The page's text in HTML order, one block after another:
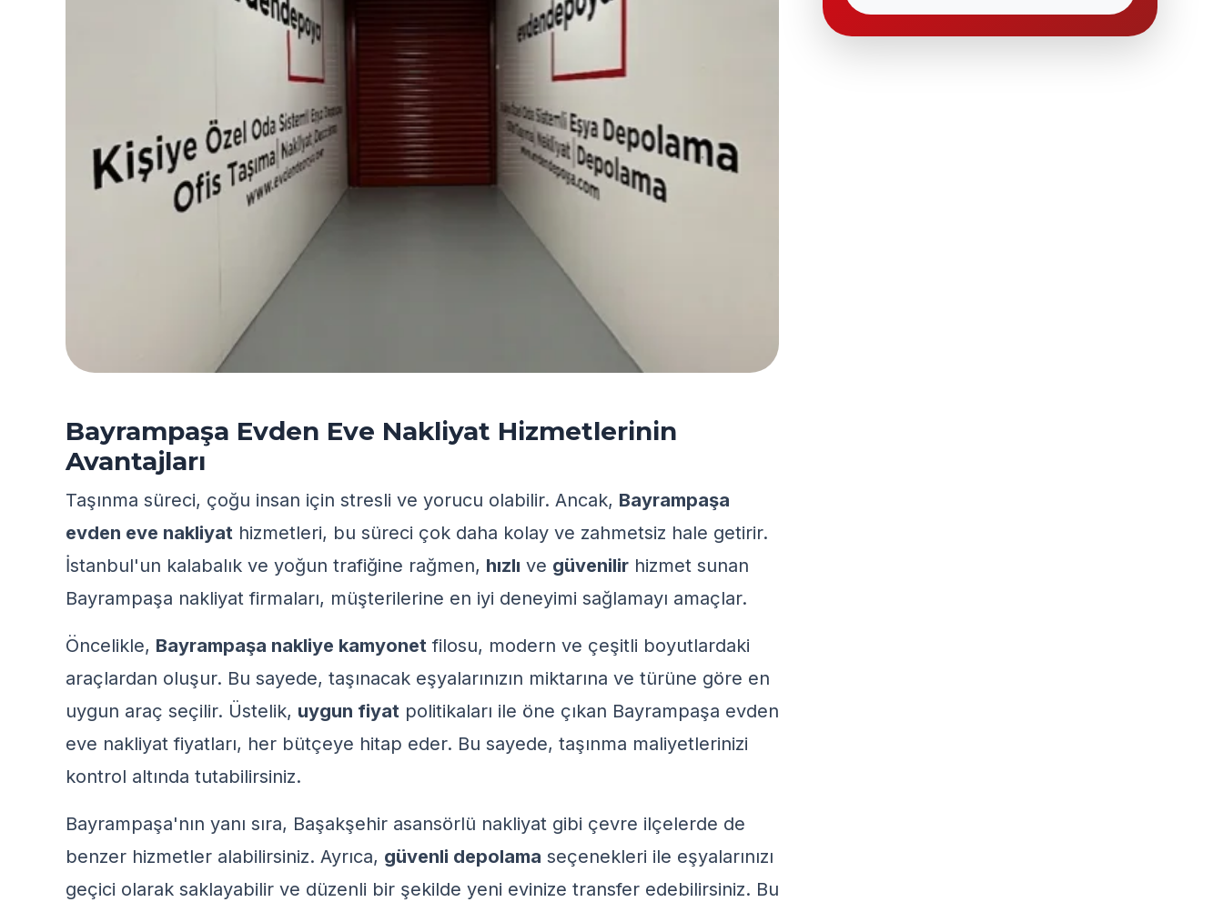
Bayrampaşa Evden Eve Nakliyat Hizmetlerinin
Avantajları
Taşınma süreci, çoğu insan için stresli ve yorucu olabilir. Ancak, Bayrampaşa
evden eve nakliyat hizmetleri, bu süreci çok daha kolay ve zahmetsiz hale getirir.
İstanbul'un kalabalık ve yoğun trafiğine rağmen, hızlı ve güvenilir hizmet sunan
Bayrampaşa nakliyat firmaları, müşterilerine en iyi deneyimi sağlamayı amaçlar.
Öncelikle, Bayrampaşa nakliye kamyonet filosu, modern ve çeşitli boyutlardaki
araçlardan oluşur. Bu sayede, taşınacak eşyalarınızın miktarına ve türüne göre en
uygun araç seçilir. Üstelik, uygun fiyat politikaları ile öne çıkan Bayrampaşa evden
eve nakliyat fiyatları, her bütçeye hitap eder. Bu sayede, taşınma maliyetlerinizi
kontrol altında tutabilirsiniz.
Bayrampaşa'nın yanı sıra, Başakşehir asansörlü nakliyat gibi çevre ilçelerde de
benzer hizmetler alabilirsiniz. Ayrıca, güvenli depolama seçenekleri ile eşyalarınızı
geçici olarak saklayabilir ve düzenli bir şekilde yeni evinize transfer edebilirsiniz. Bu